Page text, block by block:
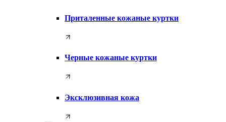
Приталенные кожаные куртки
Черные кожаные куртки
Эксклюзивная кожа